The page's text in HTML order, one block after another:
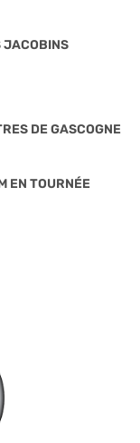
JACOBINS
DE GASCOGNE
EN TOURNÉE